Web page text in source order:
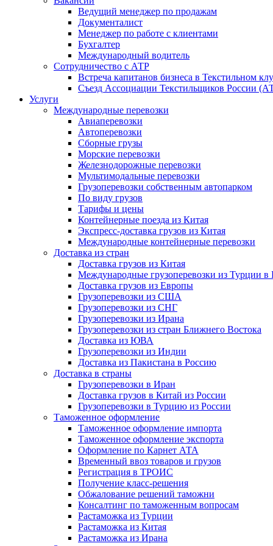
Ведущий менеджер по продажам
Документалист
Менеджер по работе с клиентами
Бухгалтер
Международный водитель
Сотрудничество с АТР
Встреча капитанов бизнеса в Текстильном
Съезд Ассоциации Текстильщиков России
Услуги
Международные перевозки
Авиаперевозки
Автоперевозки
Сборные грузы
Морские перевозки
Железнодорожные перевозки
Мультимодальные перевозки
Грузоперевозки собственным автопарком
По виду грузов
Тарифы и цены
Контейнерные поезда из Китая
Экспресс-доставка грузов из Китая
Международные контейнерные перевозки
Доставка из стран
Доставка грузов из Китая
Международные грузоперевозки из Турции в
Доставка грузов из Европы
Грузоперевозки из США
Грузоперевозки из СНГ
Грузоперевозки из Ирана
Грузоперевозки из стран Ближнего Востока
Доставка из ЮВА
Грузоперевозки из Индии
Доставка из Пакистана в Россию
Доставка в страны
Грузоперевозки в Иран
Доставка грузов в Китай из России
Грузоперевозки в Турцию из России
Таможенное оформление
Таможенное оформление импорта
Таможенное оформление экспорта
Оформление по Карнет АТА
Временный ввоз товаров и грузов
Регистрация в ТРОИС
Получение класс-решения
Обжалование решений таможни
Консалтинг по таможенным вопросам
Растаможка из Турции
Растаможка из Китая
Растаможка из Ирана